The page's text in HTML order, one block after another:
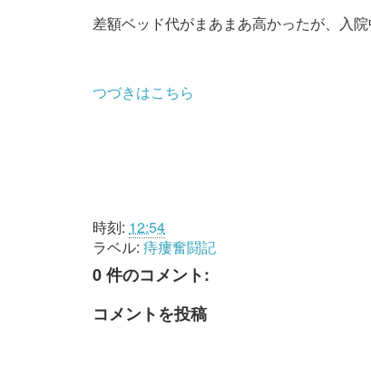
差額ベッド代がまあまあ高かったが、入
つづきはこちら
時刻: 12:54
ラベル: 痔瘻奮闘記
0 件のコメント:
コメントを投稿